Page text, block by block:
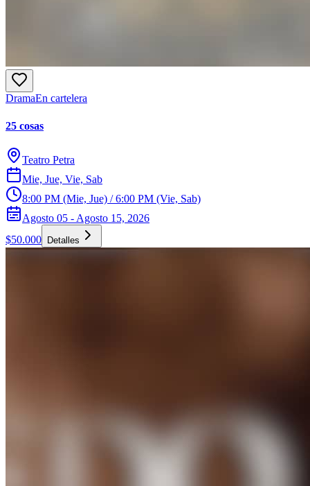
DramaEn cartelera
25 cosas
Teatro Petra
Mie, Jue, Vie, Sab
8:00 PM (Mie, Jue) / 6:00 PM (Vie, Sab)
Agosto 05 - Agosto 15, 2026
$50.000
Detalles